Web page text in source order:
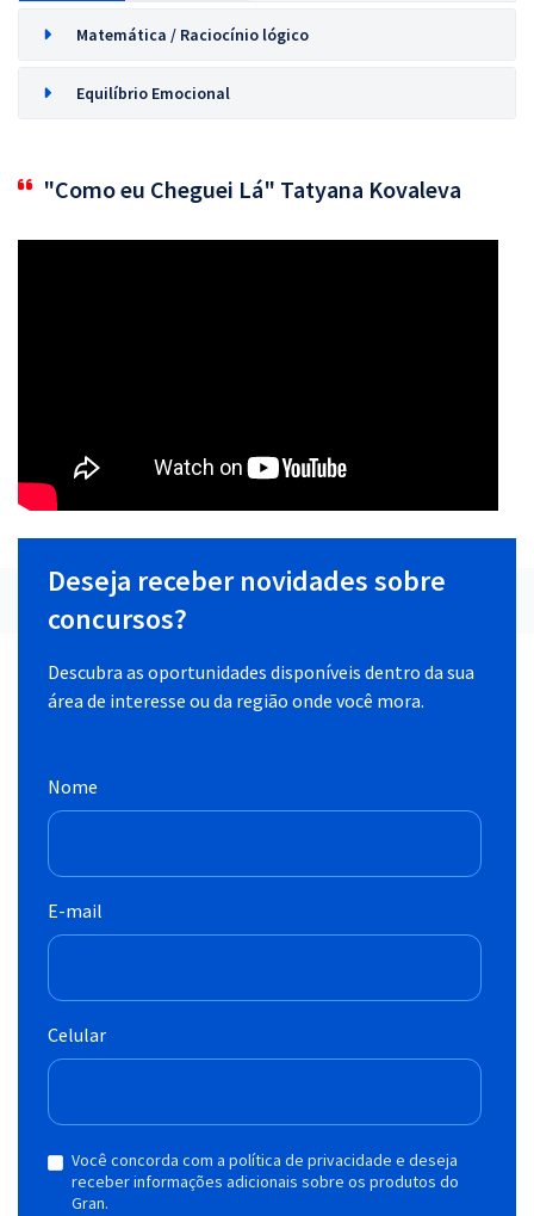
Matemática / Raciocínio lógico
Equilíbrio Emocional
"Como eu Cheguei Lá" Tatyana Kovaleva
Deseja receber novidades sobre
concursos?
Descubra as oportunidades disponíveis dentro da sua
área de interesse ou da região onde você mora.
Nome
E-mail
Celular
Você concorda com a política de privacidade e deseja
receber informações adicionais sobre os produtos do
Gran.